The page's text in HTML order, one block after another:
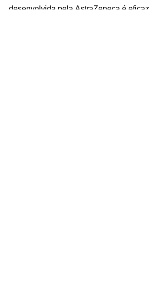
desenvolvida pela AstraZeneca é eficaz